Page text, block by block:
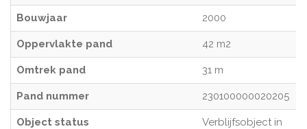
Bouwjaar 2000
Oppervlakte pand 42 m2
Omtrek pand 31 m
Pand nummer 230100000020205
Object status
Verblijfsobject in